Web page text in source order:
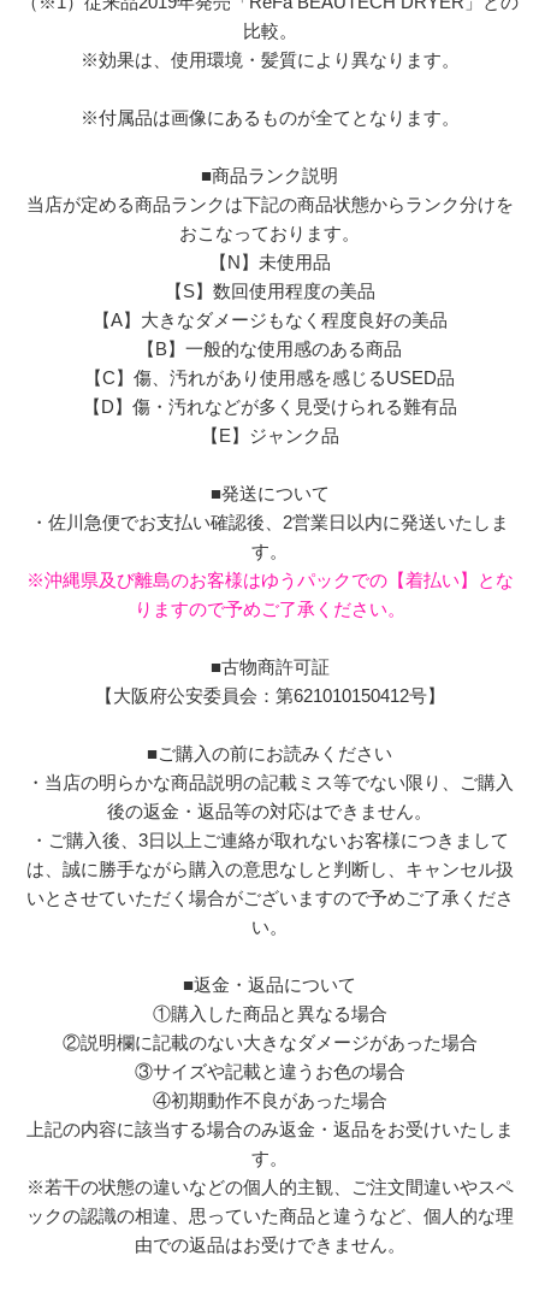
比較。
※効果は、使用環境・髪質により異なります。
※付属品は画像にあるものが全てとなります。
■商品ランク説明
当店が定める商品ランクは下記の商品状態からランク分けを
おこなっております。
【N】未使用品
【S】数回使用程度の美品
【A】大きなダメージもなく程度良好の美品
【B】一般的な使用感のある商品
【C】傷、汚れがあり使用感を感じるUSED品
【D】傷・汚れなどが多く見受けられる難有品
【E】ジャンク品
■発送について
・佐川急便でお支払い確認後、2営業日以内に発送いたしま
す。
※沖縄県及び離島のお客様はゆうパックでの【着払い】とな
りますので予めご了承ください。
■古物商許可証
【大阪府公安委員会：第621010150412号】
■ご購入の前にお読みください
・当店の明らかな商品説明の記載ミス等でない限り、ご購入
後の返金・返品等の対応はできません。
・ご購入後、3日以上ご連絡が取れないお客様につきまして
は、誠に勝手ながら購入の意思なしと判断し、キャンセル扱
いとさせていただく場合がございますので予めご了承くださ
い。
■返金・返品について
①購入した商品と異なる場合
②説明欄に記載のない大きなダメージがあった場合
③サイズや記載と違うお色の場合
④初期動作不良があった場合
上記の内容に該当する場合のみ返金・返品をお受けいたしま
す。
※若干の状態の違いなどの個人的主観、ご注文間違いやスペ
ックの認識の相違、思っていた商品と違うなど、個人的な理
由での返品はお受けできません。